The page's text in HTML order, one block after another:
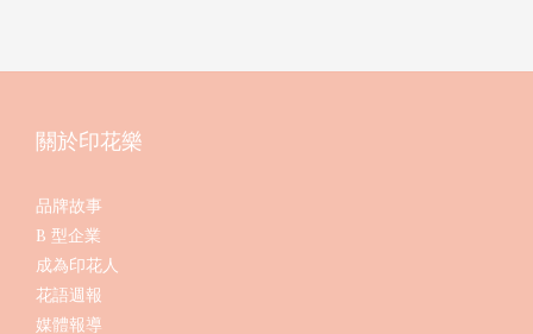
關於印花樂
品牌故事
B 型企業
成為印花人
花語週報
媒體報導